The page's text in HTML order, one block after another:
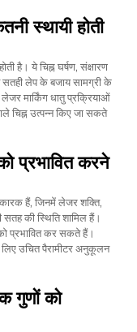
स्थायी होती
है। ये चिह्न घर्षण, संक्षारण
सतही लेप के बजाय सामग्री के
मार्किंग धातु प्रक्रियाओं
चिह्न उत्पन्न किए जा सकते
प्रभावित करने
हैं, जिनमें लेजर शक्ति,
की स्थिति शामिल हैं।
प्रभावित कर सकते हैं।
लिए उचित पैरामीटर अनुकूलन
गुणों को